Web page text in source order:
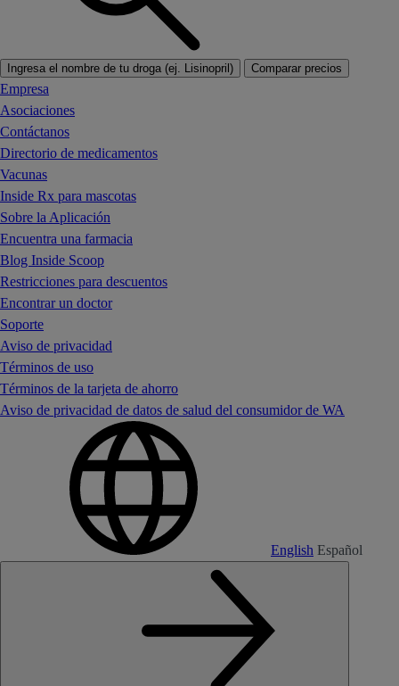
Ingresa el nombre de tu droga (ej. Lisinopril) Comparar precios
Empresa
Asociaciones
Contáctanos
Directorio de medicamentos
Vacunas
Inside Rx para mascotas
Sobre la Aplicación
Encuentra una farmacia
Blog Inside Scoop
Restricciones para descuentos
Encontrar un doctor
Soporte
Aviso de privacidad
Términos de uso
Términos de la tarjeta de ahorro
Aviso de privacidad de datos de salud del consumidor de WA
English Español